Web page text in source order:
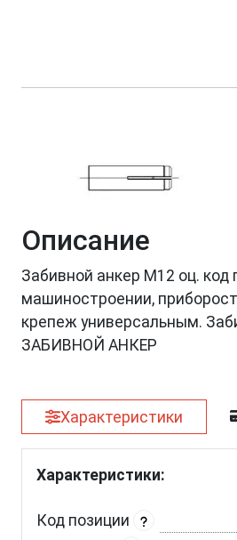
Описание
Забивной анкер М12 оц. код
машиностроении,
крепеж универсальным.
ЗАБИВНОЙ АНКЕР
Характеристики
Характеристики:
Код позиции